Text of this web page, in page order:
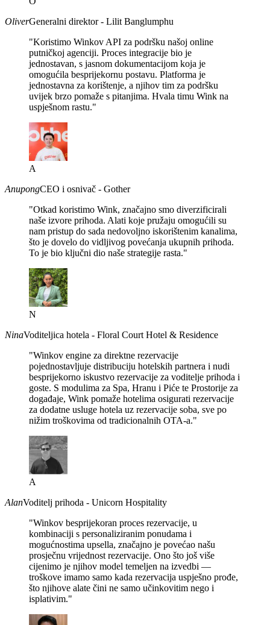
OliverGeneralni direktor - Lilit Banglumphu
"Koristimo Winkov API za podršku našoj online
putničkoj agenciji. Proces integracije bio je
jednostavan, s jasnom dokumentacijom koja je
omogućila besprijekornu postavu. Platforma je
jednostavna za korištenje, a njihov tim za podršku
uvijek brzo pomaže s pitanjima. Hvala timu Wink na
uspješnom rastu."
A
AnupongCEO i osnivač - Gother
"Otkad koristimo Wink, značajno smo diverzificirali
naše izvore prihoda. Alati koje pružaju omogućili su
nam pristup do sada nedovoljno iskorištenim kanalima,
što je dovelo do vidljivog povećanja ukupnih prihoda.
To je bio ključni dio naše strategije rasta."
N
NinaVoditeljica hotela - Floral Court Hotel & Residence
"Winkov engine za direktne rezervacije
pojednostavljuje distribuciju hotelskih partnera i nudi
besprijekorno iskustvo rezervacije za voditelje prihoda i
goste. S modulima za Spa, Hranu i Piće te Prostorije za
događaje, Wink pomaže hotelima osigurati rezervacije
za dodatne usluge hotela uz rezervacije soba, sve po
nižim troškovima od tradicionalnih OTA-a."
A
AlanVoditelj prihoda - Unicorn Hospitality
"Winkov besprijekoran proces rezervacije, u
kombinaciji s personaliziranim ponudama i
mogućnostima upsella, značajno je povećao našu
prosječnu vrijednost rezervacije. Ono što još više
cijenimo je njihov model temeljen na izvedbi —
troškove imamo samo kada rezervacija uspješno prođe,
što njihove alate čini ne samo učinkovitim nego i
isplativim."